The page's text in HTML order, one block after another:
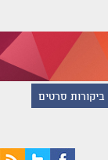
ביקורות סרטים